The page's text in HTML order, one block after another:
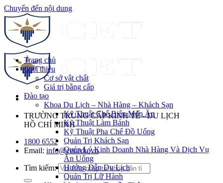
Chuyển đến nội dung
TRƯỜNG TRUNG CẤP KINH TẾ - DU LỊCH
HỒ CHÍ MINH
1800 6552
Email: info@cet.edu.vn
Tìm kiếm:
Trang chủ
Giới thiệu
Cơ sở vật chất
Giá trị bằng cấp
Đào tạo
Khoa Du Lịch – Nhà Hàng – Khách Sạn
Kỹ Thuật Chế Biến Món Ăn
Kỹ Thuật Làm Bánh
Kỹ Thuật Pha Chế Đồ Uống
Quản Trị Khách Sạn
Quản Lý Kinh Doanh Nhà Hàng Và Dịch Vụ
Ăn Uống
Hướng Dẫn Du Lịch
Quản Trị Lữ Hành